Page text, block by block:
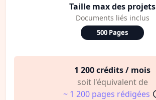
Taille max des projets
Documents liés inclus
500 Pages
1 200 crédits / mois
soit l'équivalent de
~ 1 200 pages rédigées